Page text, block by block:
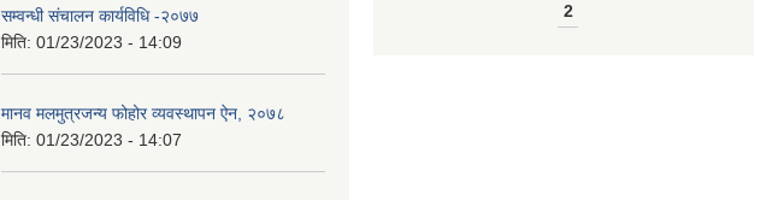
सम्वन्धी संचालन कार्यविधि -२०७७
मिति: 01/23/2023 - 14:09
मानव मलमुत्रजन्य फोहोर व्यवस्थापन ऐन, २०७८
मिति: 01/23/2023 - 14:07
2